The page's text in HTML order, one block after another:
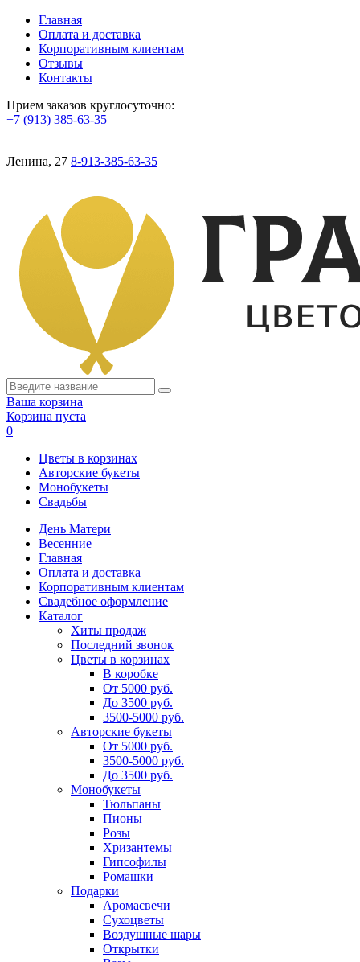
Главная
Оплата и доставка
Корпоративным клиентам
Отзывы
Контакты
Прием заказов круглосуточно:
+7 (913) 385-63-35
Ленина, 27 8-913-385-63-35
Ваша корзина
Корзина пуста
0
Цветы в корзинах
Авторские букеты
Монобукеты
Свадьбы
День Матери
Весенние
Главная
Оплата и доставка
Корпоративным клиентам
Свадебное оформление
Каталог
Хиты продаж
Последний звонок
Цветы в корзинах
В коробке
От 5000 руб.
До 3500 руб.
3500-5000 руб.
Авторские букеты
От 5000 руб.
3500-5000 руб.
До 3500 руб.
Монобукеты
Тюльпаны
Пионы
Розы
Хризантемы
Гипсофилы
Ромашки
Подарки
Аромасвечи
Сухоцветы
Воздушные шары
Открытки